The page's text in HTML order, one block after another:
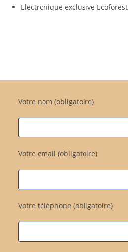
Electronique exclusive Ecoforest
Votre nom (obligatoire)
Votre email (obligatoire)
Votre téléphone (obligatoire)